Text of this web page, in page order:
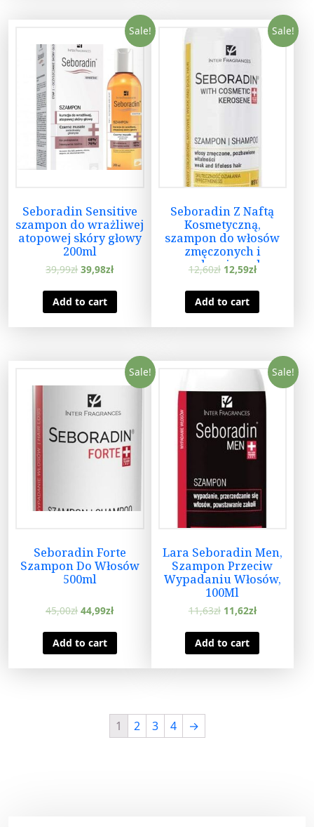
Sale!
Seboradin Sensitive
szampon do wrażliwej
atopowej skóry głowy
200ml
39,99zł 39,98zł
Add to cart
Sale!
Seboradin Z Naftą
Kosmetyczną,
szampon do włosów
zmęczonych i
pozbawionych
witalności, 200 ml
12,60zł 12,59zł
Add to cart
Sale!
Seboradin Forte
Szampon Do Włosów
500ml
45,00zł 44,99zł
Add to cart
Sale!
Lara Seboradin Men,
Szampon Przeciw
Wypadaniu Włosów,
100Ml
11,63zł 11,62zł
Add to cart
1 2 3 4 →